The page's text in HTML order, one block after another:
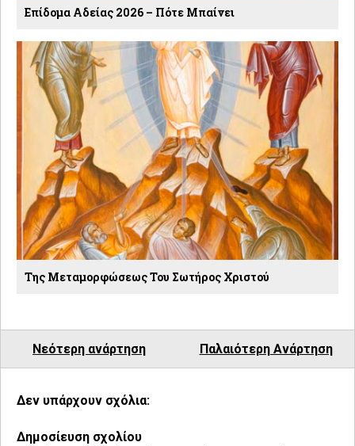
Επίδομα Αδείας 2026 – Πότε Μπαίνει
Της Μεταμορφώσεως Του Σωτήρος Χριστού
Νεότερη ανάρτηση Παλαιότερη Ανάρτηση
Δεν υπάρχουν σχόλια:
Δημοσίευση σχολίου